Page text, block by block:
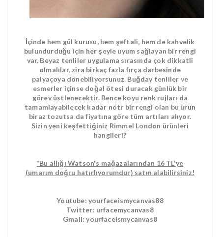
İçinde hem gül kurusu, hem şeftali, hem de kahvelik
bulundurduğu için her şeyle uyum sağlayan bir rengi
var. Beyaz tenliler uygulama sırasında çok dikkatli
olmalılar, zira birkaç fazla fırça darbesinde
palyaçoya dönebiliyorsunuz. Buğday tenliler ve
esmerler içinse doğal ötesi duracak günlük bir
görev üstlenecektir. Bence koyu renk rujları da
tamamlayabilecek kadar nötr bir rengi olan bu ürün
biraz tozutsa da fiyatına göre tüm artıları alıyor.
Sizin yeni keşfettiğiniz Rimmel London ürünleri
hangileri?
*Bu allığı Watson's mağazalarından 16 TL'ye
(umarım doğru hatırlıyorumdur) satın alabilirsiniz!
Youtube: yourfaceismycanvas88
Twitter: urfacemycanvas8
Gmail: yourfaceismycanvas8